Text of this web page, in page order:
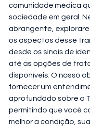
comunidade médica
sociedade em geral.
abrangente,
os aspectos desse
desde os sinais de
até as opções de
disponíveis. O nosso
fornecer um
aprofundado sobre o
permitindo que você
melhor a condição,